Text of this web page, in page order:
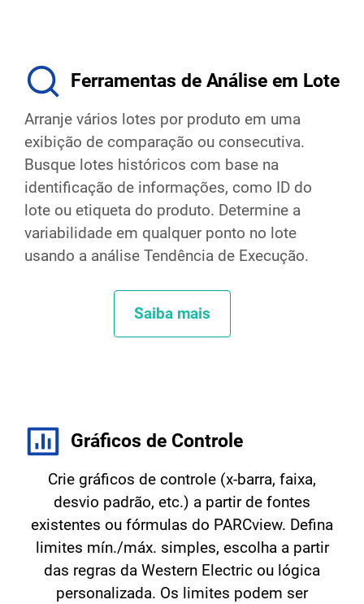
Ferramentas de Análise em Lote
Arranje vários lotes por produto em uma
exibição de comparação ou consecutiva.
Busque lotes históricos com base na
identificação de informações, como ID do
lote ou etiqueta do produto. Determine a
variabilidade em qualquer ponto no lote
usando a análise Tendência de Execução.
Saiba mais
Gráficos de Controle
Crie gráficos de controle (x-barra, faixa,
desvio padrão, etc.) a partir de fontes
existentes ou fórmulas do PARCview. Defina
limites mín./máx. simples, escolha a partir
das regras da Western Electric ou lógica
personalizada. Os limites podem ser